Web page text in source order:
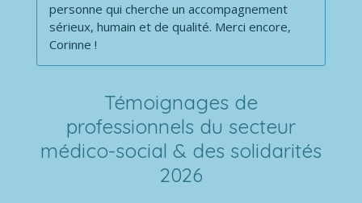
personne qui cherche un accompagnement
sérieux, humain et de qualité. Merci encore,
Corinne !
Témoignages de
professionnels du secteur
médico-social & des solidarités
2026